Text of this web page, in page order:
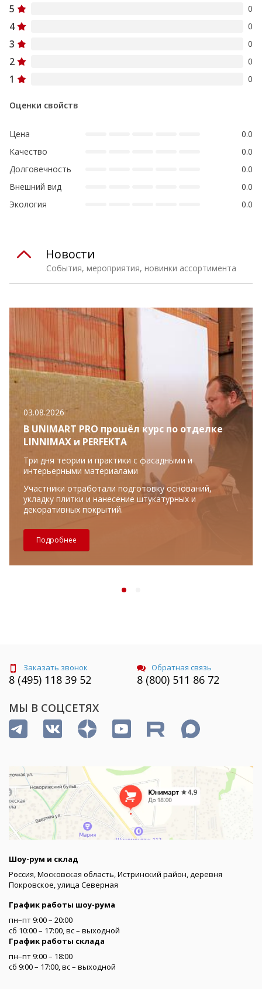
5 0
4 0
3 0
2 0
1 0
Оценки свойств
Цена
0.0
Качество
0.0
Долговечность
0.0
Внешний вид
0.0
Экология
0.0
События, мероприятия, новинки ассортимента
Новости
03.08.2026
В UNIMART PRO прошёл курс по отделке
LINNIMAX и PERFEKTA
Три дня теории и практики с фасадными и
интерьерными материалами
Участники отработали подготовку оснований,
укладку плитки и нанесение штукатурных и
декоративных покрытий.
Подробнее
Заказать звонок
8 (495) 118 39 52
Обратная связь
8 (800) 511 86 72
МЫ В СОЦСЕТЯХ
Шоу-рум и склад
Россия, Московская область, Истринский район, деревня
Покровское, улица Северная
График работы шоу-рума
пн–пт 9:00 – 20:00
сб 10:00 – 17:00, вс – выходной
График работы склада
пн–пт 9:00 – 18:00
сб 9:00 – 17:00, вс – выходной